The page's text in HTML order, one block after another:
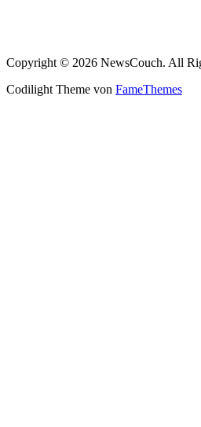
Copyright © 2026 NewsCouch. All
Codilight Theme von FameThemes